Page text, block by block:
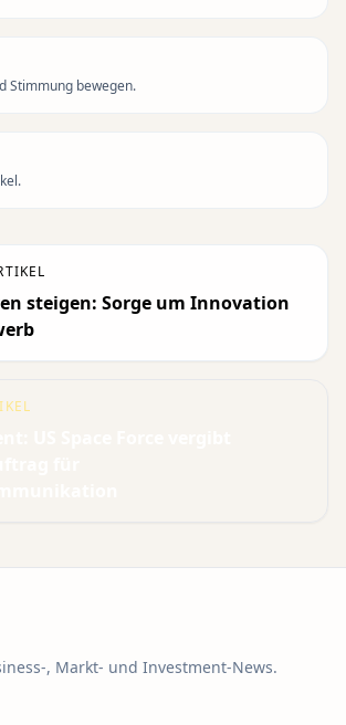
Stimmung bewegen.
steigen: Sorge um Innovation
, Markt- und Investment-News.